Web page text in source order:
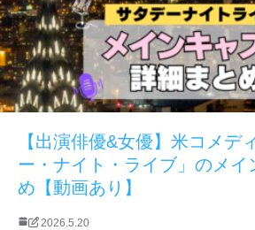
【出演俳優&女優】米コメデ
ー・ナイト・ライブ」のメイ
め【動画あり】
2026.5.20